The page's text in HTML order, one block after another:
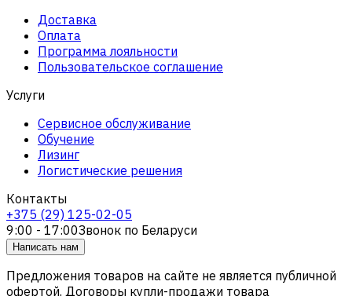
Доставка
Оплата
Программа лояльности
Пользовательское соглашение
Услуги
Сервисное обслуживание
Обучение
Лизинг
Логистические решения
Контакты
+375 (29) 125-02-05
9:00 - 17:00Звонок по Беларуси
Написать нам
Предложения товаров на сайте не является публичной
офертой. Договоры купли-продажи товара